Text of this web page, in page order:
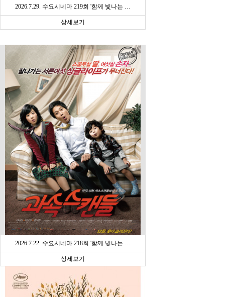
2026.7.29. 수요시네마 219회 '함께 빛나는 …
상세보기
2026.7.22. 수요시네마 218회 '함께 빛나는 …
상세보기